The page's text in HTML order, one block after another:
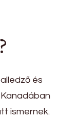
és
ismernek.